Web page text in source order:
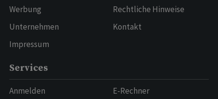
Werbung
Unternehmen
Impressum
Rechtliche Hinweise
Kontakt
Services
Anmelden
E-Rechner